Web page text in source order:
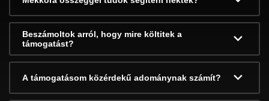
Beszámoltok arról, hogy mire költitek a
támogatást?
A támogatásom közérdekű adománynak számít?